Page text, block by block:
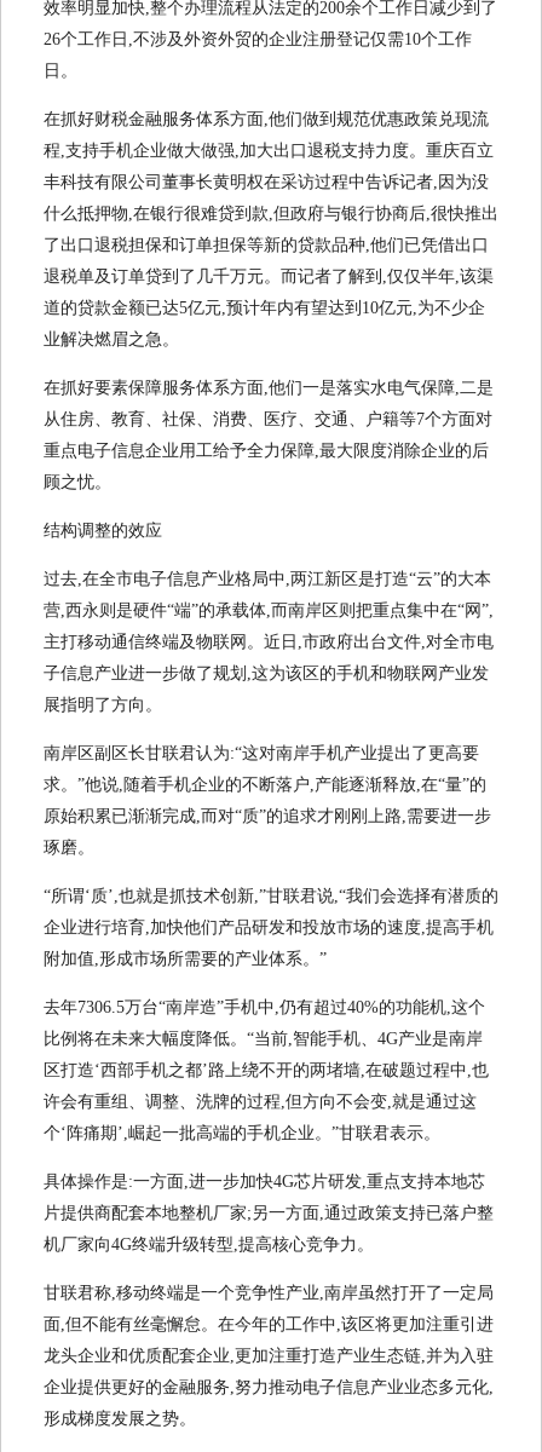
效率明显加快,整个办理流程从法定的200余个工作日减少到了
26个工作日,不涉及外资外贸的企业注册登记仅需10个工作
日。
在抓好财税金融服务体系方面,他们做到规范优惠政策兑现流
程,支持手机企业做大做强,加大出口退税支持力度。重庆百立
丰科技有限公司董事长黄明权在采访过程中告诉记者,因为没
什么抵押物,在银行很难贷到款,但政府与银行协商后,很快推出
了出口退税担保和订单担保等新的贷款品种,他们已凭借出口
退税单及订单贷到了几千万元。而记者了解到,仅仅半年,该渠
道的贷款金额已达5亿元,预计年内有望达到10亿元,为不少企
业解决燃眉之急。
在抓好要素保障服务体系方面,他们一是落实水电气保障,二是
从住房、教育、社保、消费、医疗、交通、户籍等7个方面对
重点电子信息企业用工给予全力保障,最大限度消除企业的后
顾之忧。
结构调整的效应
过去,在全市电子信息产业格局中,两江新区是打造“云”的大本
营,西永则是硬件“端”的承载体,而南岸区则把重点集中在“网”,
主打移动通信终端及物联网。近日,市政府出台文件,对全市电
子信息产业进一步做了规划,这为该区的手机和物联网产业发
展指明了方向。
南岸区副区长甘联君认为:“这对南岸手机产业提出了更高要
求。”他说,随着手机企业的不断落户,产能逐渐释放,在“量”的
原始积累已渐渐完成,而对“质”的追求才刚刚上路,需要进一步
琢磨。
“所谓‘质’,也就是抓技术创新,”甘联君说,“我们会选择有潜质的
企业进行培育,加快他们产品研发和投放市场的速度,提高手机
附加值,形成市场所需要的产业体系。”
去年7306.5万台“南岸造”手机中,仍有超过40%的功能机,这个
比例将在未来大幅度降低。“当前,智能手机、4G产业是南岸
区打造‘西部手机之都’路上绕不开的两堵墙,在破题过程中,也
许会有重组、调整、洗牌的过程,但方向不会变,就是通过这
个‘阵痛期’,崛起一批高端的手机企业。”甘联君表示。
具体操作是:一方面,进一步加快4G芯片研发,重点支持本地芯
片提供商配套本地整机厂家;另一方面,通过政策支持已落户整
机厂家向4G终端升级转型,提高核心竞争力。
甘联君称,移动终端是一个竞争性产业,南岸虽然打开了一定局
面,但不能有丝毫懈怠。在今年的工作中,该区将更加注重引进
龙头企业和优质配套企业,更加注重打造产业生态链,并为入驻
企业提供更好的金融服务,努力推动电子信息产业业态多元化,
形成梯度发展之势。